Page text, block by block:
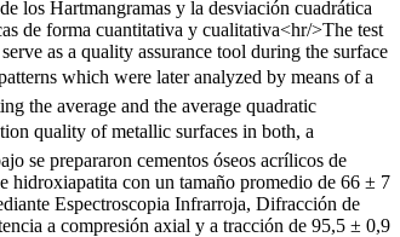
los Hartmangramas y la desviación cuadrática
de forma cuantitativa y cualitativa<hr/>The test
as a quality assurance tool during the surface
which were later analyzed by means of a
the average and the average quadratic
quality of metallic surfaces in both, a
se prepararon cementos óseos acrílicos de
con un tamaño promedio de 66 ± 7
Espectroscopia Infrarroja, Difracción de
a compresión axial y a tracción de 95,5 ± 0,9